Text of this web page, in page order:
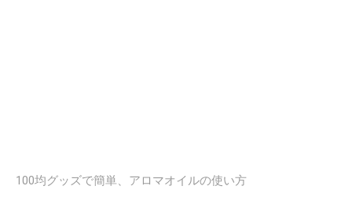
100均グッズで簡単、アロマオイルの使い方